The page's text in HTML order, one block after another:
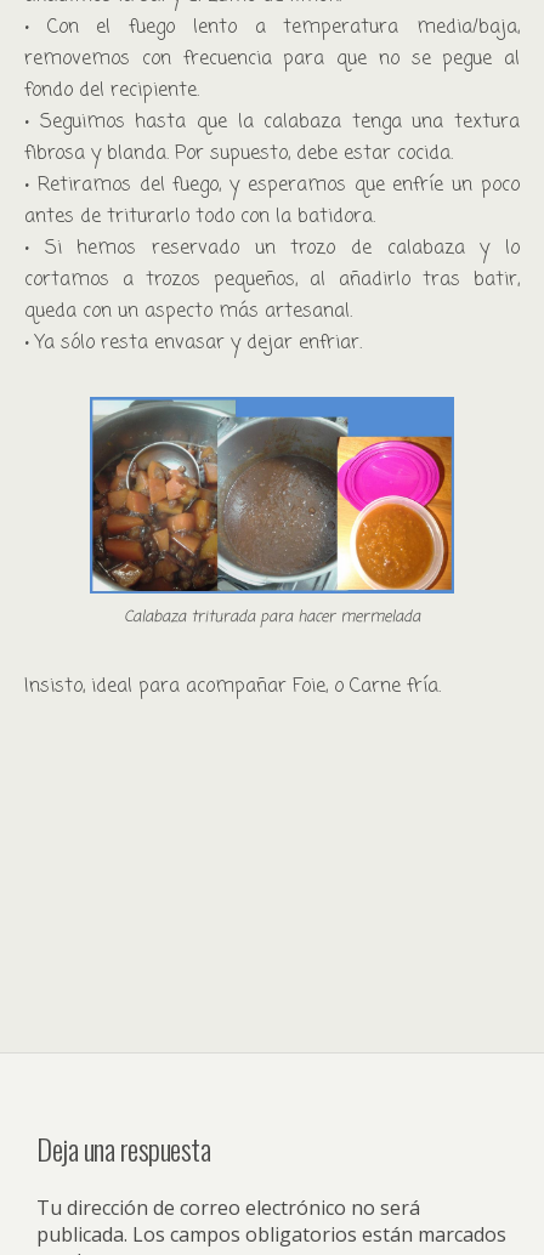
• Con el fuego lento a temperatura media/baja,
removemos con frecuencia para que no se pegue al
fondo del recipiente.
• Seguimos hasta que la calabaza tenga una textura
fibrosa y blanda. Por supuesto, debe estar cocida.
• Retiramos del fuego, y esperamos que enfríe un poco
antes de triturarlo todo con la batidora.
• Si hemos reservado un trozo de calabaza y lo
cortamos a trozos pequeños, al añadirlo tras batir,
queda con un aspecto más artesanal.
• Ya sólo resta envasar y dejar enfriar.
Calabaza triturada para hacer mermelada
Insisto, ideal para acompañar Foie, o Carne fría.
Deja una respuesta
Tu dirección de correo electrónico no será
publicada. Los campos obligatorios están marcados